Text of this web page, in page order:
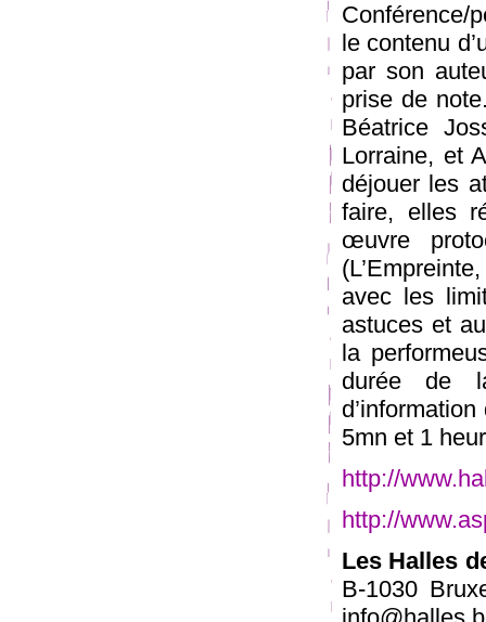
Conférence/
le contenu
par son
prise de
Béatrice
Lorraine, et
déjouer les
faire, elles
œuvre
avec les
astuces et
la
durée de
5mn et 1
http://
http://
Les Halles
B-1030